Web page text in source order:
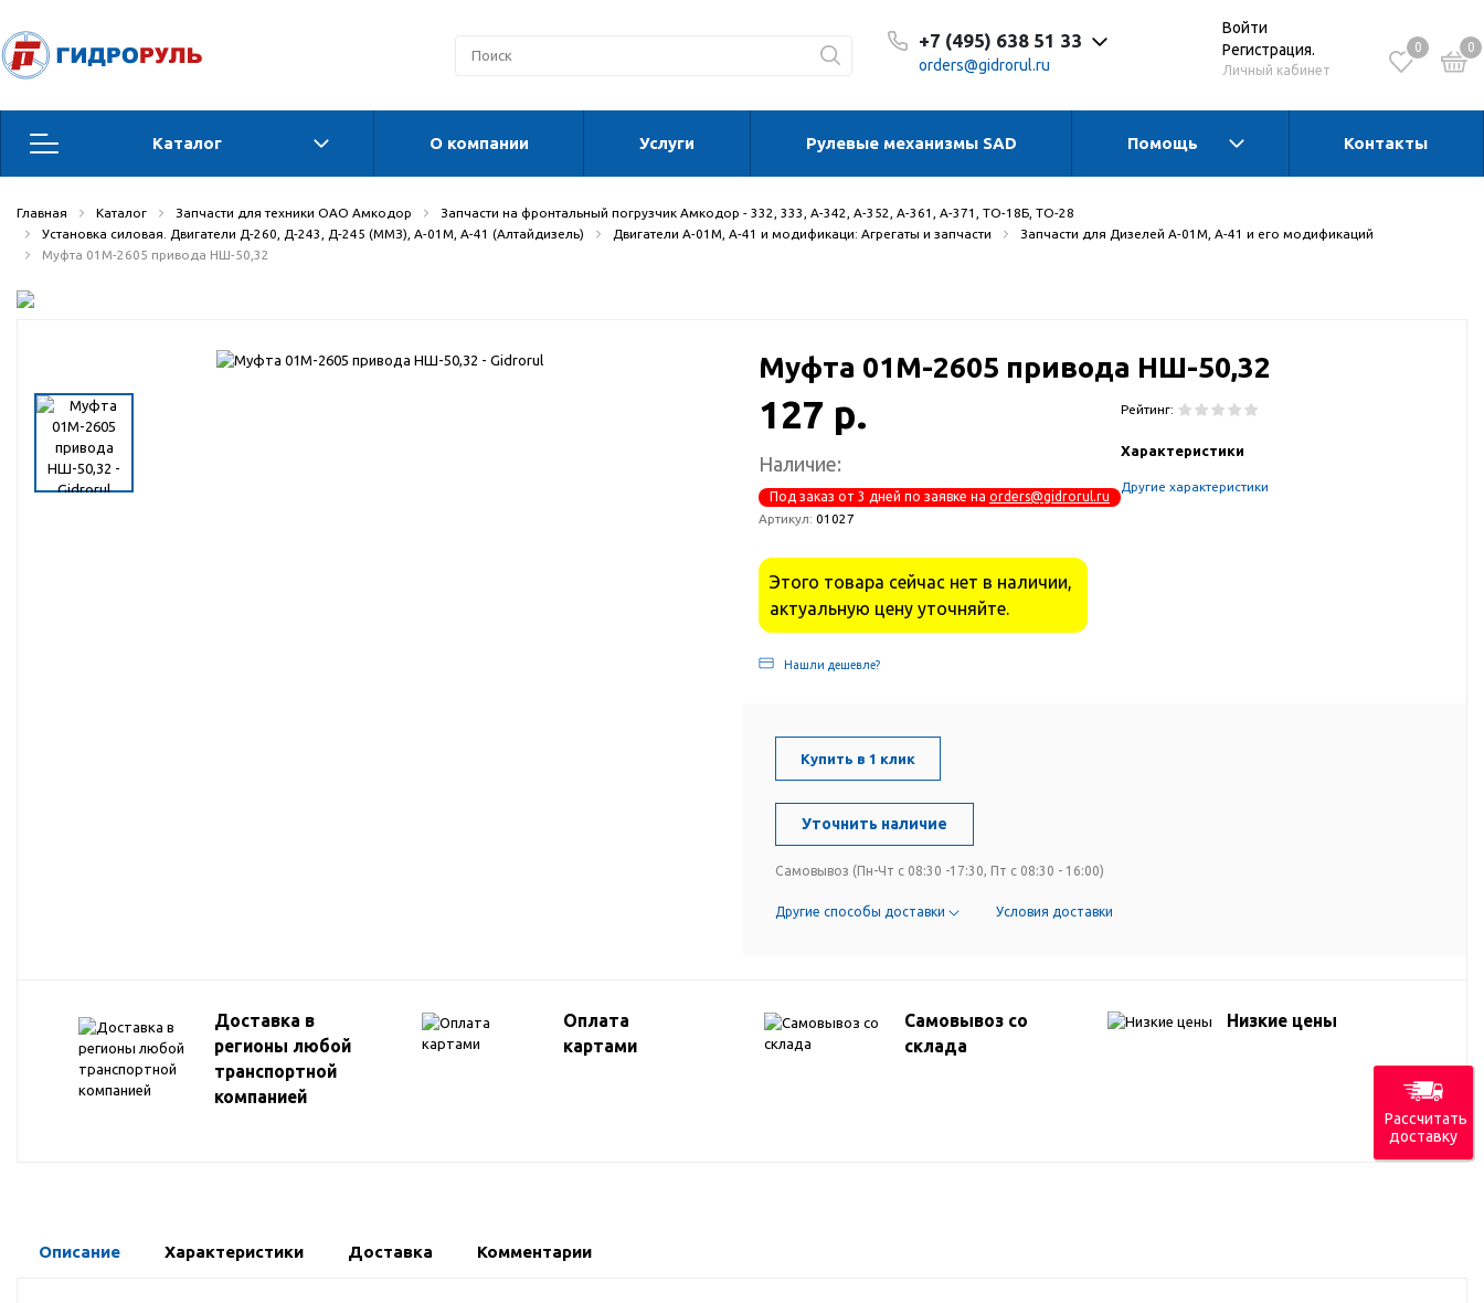
+7 (495) 638 51 33
orders@gidrorul.ru
С 8:30 до 17:30 Пн-Чт
Войти
Регистрация.
Личный кабинет
0 0
Каталог
Запчасти для техники ОАО Амкодор
Запчасти для Орловских погрузчиков и
Радиаторы, охладители, калориферы,
Гидравлические системы
Гидроцилиндры для спецтехники
О компании Услуги Рулевые механизмы SAD Помощь Контакты
Главная Каталог Запчасти для техники ОАО Амкодор
Запчасти на фронтальный погрузчик Амкодор - 332, 333, А-342, А-352, А-361, А-371, ТО-18Б, ТО-28
Установка силовая. Двигатели Д-260, Д-243, Д-245 (ММЗ), А-01М, А-41 (Алтайдизель)
Двигатели А-01М, А-41 и модификаци: Агрегаты и запчасти
Запчасти для Дизелей А-01М, А-41 и его модификаций
Муфта 01М-2605 привода НШ-50,32
Муфта 01М-2605 привода НШ-50,32
127 р.
Наличие:
Под заказ от 3 дней по заявке на orders@gidrorul.ru
Артикул: 01027
Этого товара сейчас нет в наличии,
актуальную цену уточняйте.
Нашли дешевле?
Характеристики
Другие характеристики
Рейтинг:
Уточнить наличие
Купить в 1 клик
Самовывоз (Пн-Чт с 08:30 -17:30, Пт с 08:30 - 16:00)
Другие способы доставки Условия доставки
Доставка в
регионы любой
транспортной
компанией
Оплата
картами
Самовывоз со
склада
Низкие цены
Описание Характеристики Доставка Комментарии
Рассчитать
доставку